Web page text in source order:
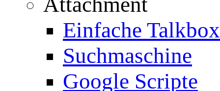
Einfache Talkbox
Suchmaschine
Google Scripte